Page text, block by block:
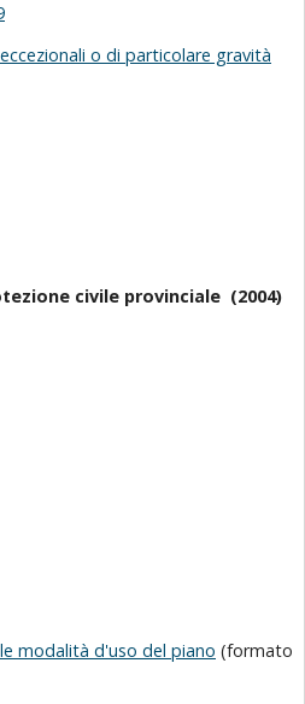
o di particolare gravità
civile provinciale (2004)
modalità d'uso del piano (formato